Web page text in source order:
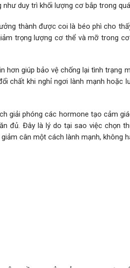
duy trì khối lượng cơ bắp trong
thành được coi là béo phì cho
trọng lượng cơ thể và mỡ trong
hơn giúp bảo vệ chống lại tình trạng
chất khi nghỉ ngơi lành mạnh hoặc
giải phóng các hormone tạo cảm
đủ. Đây là lý do tại sao việc chọn
cân một cách lành mạnh, không